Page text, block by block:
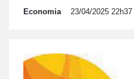
Economia 23/04/2025 22h37